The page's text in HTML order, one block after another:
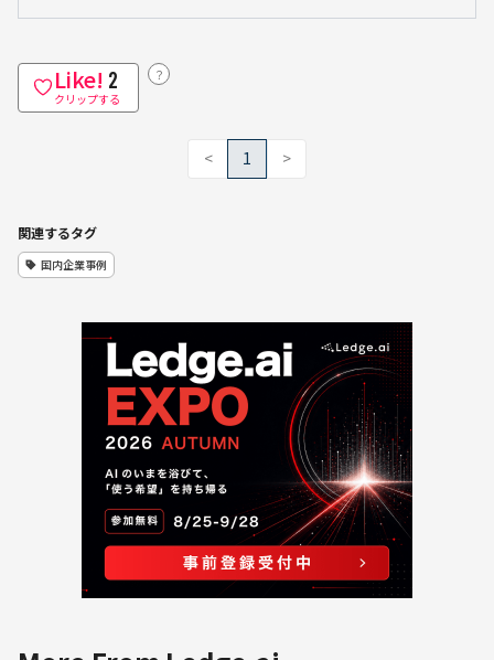
Like! 2
クリップする
？
< 1 >
関連するタグ
国内企業事例